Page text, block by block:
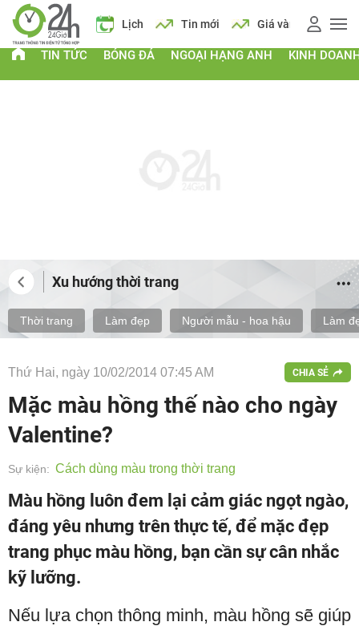
Lịch Tin mới Giá vàng Giá xăng Lịch
TIN TỨC BÓNG ĐÁ NGOẠI HẠNG ANH KINH
Xu hướng thời trang
Thời trang Làm đẹp Người mẫu - hoa hậu Làm
Thứ Hai, ngày 10/02/2014 07:45 AM CHIA SẺ
Mặc màu hồng thế nào cho ngày
Valentine?
Sự kiện: Cách dùng màu trong thời trang
Màu hồng luôn đem lại cảm giác ngọt ngào,
đáng yêu nhưng trên thực tế, để mặc đẹp
trang phục màu hồng, bạn cần sự cân nhắc
kỹ lưỡng.
Nếu lựa chọn thông minh, màu hồng sẽ giúp